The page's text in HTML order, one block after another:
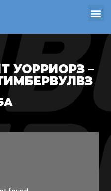
УОРРИОРЗ –